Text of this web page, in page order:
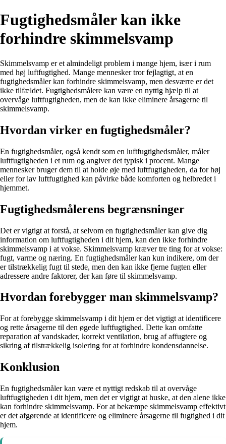
Fugtighedsmåler kan ikke
forhindre skimmelsvamp
Skimmelsvamp er et almindeligt problem i mange hjem, især i rum
med høj luftfugtighed. Mange mennesker tror fejlagtigt, at en
fugtighedsmåler kan forhindre skimmelsvamp, men desværre er det
ikke tilfældet. Fugtighedsmålere kan være en nyttig hjælp til at
overvåge luftfugtigheden, men de kan ikke eliminere årsagerne til
skimmelsvamp.
Hvordan virker en fugtighedsmåler?
En fugtighedsmåler, også kendt som en luftfugtighedsmåler, måler
luftfugtigheden i et rum og angiver det typisk i procent. Mange
mennesker bruger dem til at holde øje med luftfugtigheden, da for høj
eller for lav luftfugtighed kan påvirke både komforten og helbredet i
hjemmet.
Fugtighedsmålerens begrænsninger
Det er vigtigt at forstå, at selvom en fugtighedsmåler kan give dig
information om luftfugtigheden i dit hjem, kan den ikke forhindre
skimmelsvamp i at vokse. Skimmelsvamp kræver tre ting for at vokse:
fugt, varme og næring. En fugtighedsmåler kan kun indikere, om der
er tilstrækkelig fugt til stede, men den kan ikke fjerne fugten eller
adressere andre faktorer, der kan føre til skimmelsvamp.
Hvordan forebygger man skimmelsvamp?
For at forebygge skimmelsvamp i dit hjem er det vigtigt at identificere
og rette årsagerne til den øgede luftfugtighed. Dette kan omfatte
reparation af vandskader, korrekt ventilation, brug af affugtere og
sikring af tilstrækkelig isolering for at forhindre kondensdannelse.
Konklusion
En fugtighedsmåler kan være et nyttigt redskab til at overvåge
luftfugtigheden i dit hjem, men det er vigtigt at huske, at den alene ikke
kan forhindre skimmelsvamp. For at bekæmpe skimmelsvamp effektivt
er det afgørende at identificere og eliminere årsagerne til fugtighed i dit
hjem.